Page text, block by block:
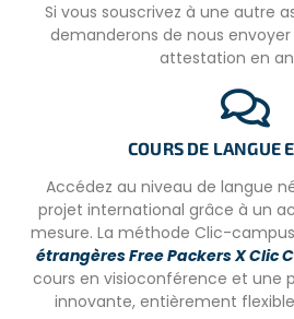
de nous indiquer si vous avez un
spécifique.
Le transfert depuis l’aéroport
comme le transfert vers le projet
le programme.
On vous recommande de prendre
changements de projets suivant
différentes locations. Cela vous
explorer et de profiter de la
Si vous souscrivez à une autre
demanderons de nous
attestation en
COURS DE LANGUE
Accédez au niveau de langue
projet international grâce à un
mesure. La méthode Clic-campus
étrangères Free Packers X Clic
cours en visioconférence et une
innovante, entièrement